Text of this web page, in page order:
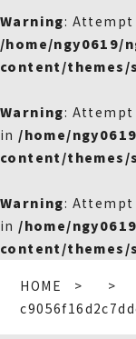
Warning:
/home/ngy0619/
content/themes/
Warning:
in /home/
content/themes/
Warning:
in /home/
content/themes/
HOME